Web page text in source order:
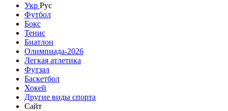
Укр Рус
Футбол
Бокс
Тенис
Биатлон
Олимпиада-2026
Легкая атлетика
Футзал
Баскетбол
Хокей
Другие виды спорта
Сайт